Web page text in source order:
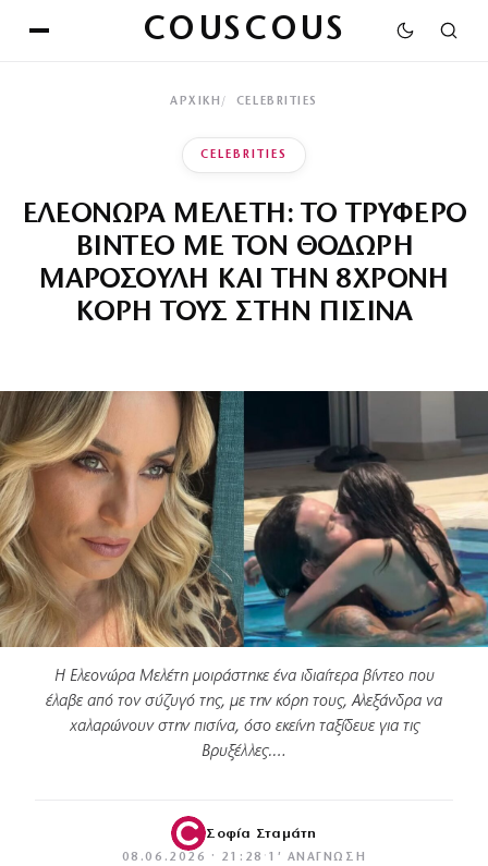
COUSCOUS
ΑΡΧΙΚΉ CELEBRITIES
CELEBRITIES
ΕΛΕΟΝΩΡΑ ΜΕΛΕΤΗ: ΤΟ ΤΡΥΦΕΡΟ
ΒΙΝΤΕΟ ΜΕ ΤΟΝ ΘΟΔΩΡΗ
ΜΑΡΟΣΟΥΛΗ ΚΑΙ ΤΗΝ 8ΧΡΟΝΗ
ΚΟΡΗ ΤΟΥΣ ΣΤΗΝ ΠΙΣΙΝΑ
Η Ελεονώρα Μελέτη μοιράστηκε ένα ιδιαίτερα βίντεο που
έλαβε από τον σύζυγό της, με την κόρη τους, Αλεξάνδρα να
χαλαρώνουν στην πισίνα, όσο εκείνη ταξίδευε για τις
Βρυξέλλες.…
Σοφία Σταμάτη
08.06.2026 · 21:28 · 1′ ΑΝΆΓΝΩΣΗ